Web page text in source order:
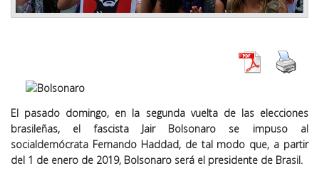
El pasado domingo, en la segunda vuelta de las elecciones
brasileñas, el fascista Jair Bolsonaro se impuso al
socialdemócrata Fernando Haddad, de tal modo que, a partir
del 1 de enero de 2019, Bolsonaro será el presidente de Brasil.